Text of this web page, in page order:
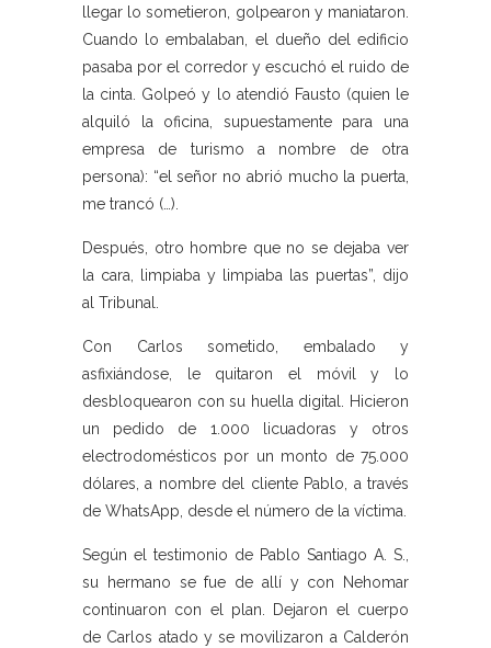
llegar lo sometieron, golpearon y maniataron.
Cuando lo embalaban, el dueño del edificio
pasaba por el corredor y escuchó el ruido de
la cinta. Golpeó y lo atendió Fausto (quien le
alquiló la oficina, supuestamente para una
empresa de turismo a nombre de otra
persona): “el señor no abrió mucho la puerta,
me trancó (…).
Después, otro hombre que no se dejaba ver
la cara, limpiaba y limpiaba las puertas”, dijo
al Tribunal.
Con Carlos sometido, embalado y
asfixiándose, le quitaron el móvil y lo
desbloquearon con su huella digital. Hicieron
un pedido de 1.000 licuadoras y otros
electrodomésticos por un monto de 75.000
dólares, a nombre del cliente Pablo, a través
de WhatsApp, desde el número de la víctima.
Según el testimonio de Pablo Santiago A. S.,
su hermano se fue de allí y con Nehomar
continuaron con el plan. Dejaron el cuerpo
de Carlos atado y se movilizaron a Calderón